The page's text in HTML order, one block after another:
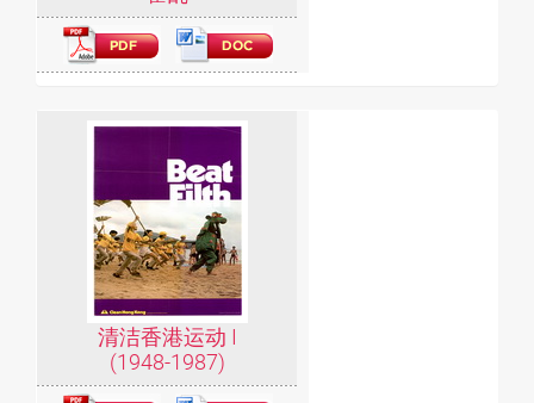
清洁香港运动 I
(1948-1987)